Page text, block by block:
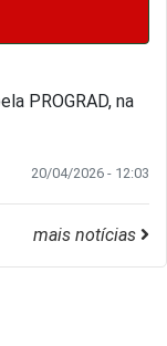
PROGRAD, na
20/04/2026 - 12:03
mais notícias